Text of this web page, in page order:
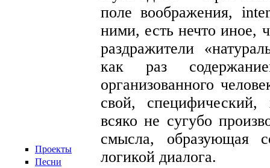
Проекты
Песни
поле воображения,
ними, есть нечто иное,
раздражители
как раз
организованного
свой, специфический,
всяко не сугубо
смысла, образующая
логикой диалога.